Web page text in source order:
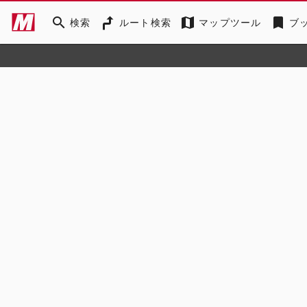
search 検索 ルート検索 map マップツール bookmark ブ